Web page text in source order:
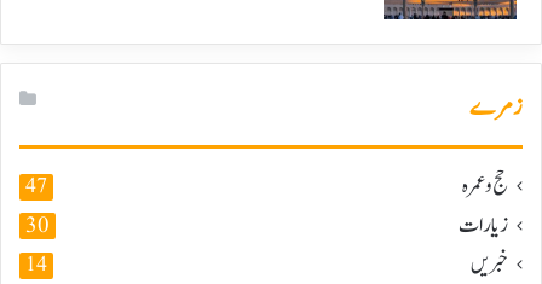
زمرے
حج و عمرہ 47
زیارات 30
خبریں 14